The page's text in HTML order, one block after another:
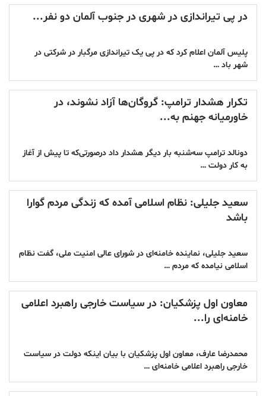
در پی تیراندازی در شهری در جنوب آلمان دو نفر...
پلیس آلمان اعلام کرد که در پی یک تیراندازی مرگبار در شرکتی در
شهر باد …
تکرار هشدار ترامپ: گروگان‌ها آزاد نشوند، در
خاورمیانه جهنم به...
دونالد ترامپ سه‌شنبه بار دیگر هشدار داد درصورتی‌که تا پیش از آغاز
به کار دولت …
سعید جلیلی: نظام اسلامی آمده که زندگی مردم گوارا
باشد
سعید جلیلی، نماینده خامنه‌ای در شورای عالی امنیت ملی، گفت نظام
اسلامی نیامده که مردم …
معاون اول پزشکیان: در سیاست خارجی راهبرد اعلامی
خامنه‌ای را...
محمدرضا عارف، معاون اول پزشکیان با بیان اینکه دولت در سیاست
خارجی راهبرد اعلامی خامنه‌ای …